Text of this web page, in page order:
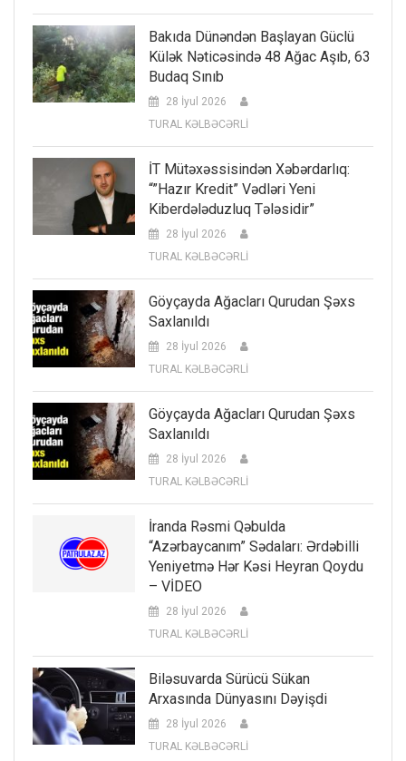
Bakıda Dünəndən Başlayan Güclü
Külək Nəticəsində 48 Ağac Aşıb, 63
Budaq Sınıb
28 İyul 2026
TURAL KƏLBƏCƏRLİ
İT Mütəxəssisindən Xəbərdarlıq:
“”Hazır Kredit” Vədləri Yeni
Kiberdələduzluq Tələsidir”
28 İyul 2026
TURAL KƏLBƏCƏRLİ
Göyçayda Ağacları Qurudan Şəxs
Saxlanıldı
28 İyul 2026
TURAL KƏLBƏCƏRLİ
Göyçayda Ağacları Qurudan Şəxs
Saxlanıldı
28 İyul 2026
TURAL KƏLBƏCƏRLİ
İranda Rəsmi Qəbulda
“Azərbaycanım” Sədaları: Ərdəbilli
Yeniyetmə Hər Kəsi Heyran Qoydu
– VİDEO
28 İyul 2026
TURAL KƏLBƏCƏRLİ
Biləsuvarda Sürücü Sükan
Arxasında Dünyasını Dəyişdi
28 İyul 2026
TURAL KƏLBƏCƏRLİ